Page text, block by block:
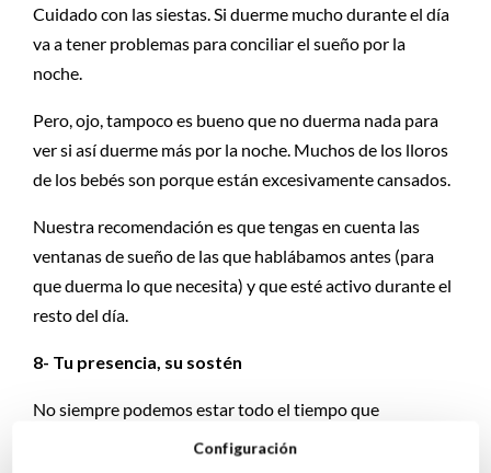
Cuidado con las siestas. Si duerme mucho durante el día
va a tener problemas para conciliar el sueño por la
noche.
Pero, ojo, tampoco es bueno que no duerma nada para
ver si así duerme más por la noche. Muchos de los lloros
de los bebés son porque están excesivamente cansados.
Nuestra recomendación es que tengas en cuenta las
ventanas de sueño de las que hablábamos antes (para
que duerma lo que necesita) y que esté activo durante el
resto del día.
8- Tu presencia, su sostén
No siempre podemos estar todo el tiempo que
quisiéramos con nuestro bebé, cada cual conoce sus
Configuración